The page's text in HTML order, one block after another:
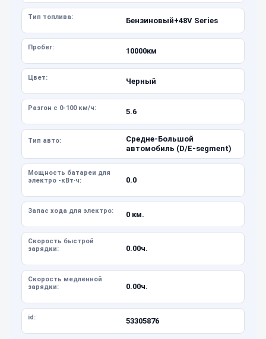
Тип топлива: Бензиновый+48V Series
Пробег: 10000км
Цвет: Черный
Разгон с 0-100 км/ч: 5.6
Тип авто:
Средне-Большой
автомобиль (D/E-segment)
Мощность батареи для
электро -кВт·ч:
0.0
Запас хода для электро: 0 км.
Скорость быстрой
зарядки:
0.00ч.
Скорость медленной
зарядки:
0.00ч.
id: 53305876